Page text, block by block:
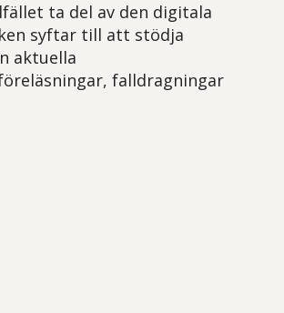
ta del av den digitala
syftar till att stödja
aktuella
falldragningar